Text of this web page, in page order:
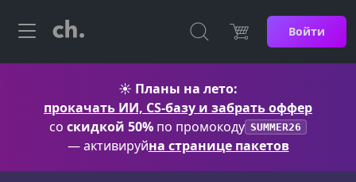
Войти
☀️ Планы на лето:
прокачать ИИ, CS-базу и забрать оффер
со скидкой 50% по промокоду SUMMER26
— активируйна странице пакетов